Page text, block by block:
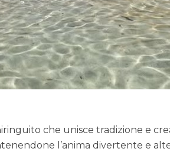
che unisce tradizione e
l’anima divertente e